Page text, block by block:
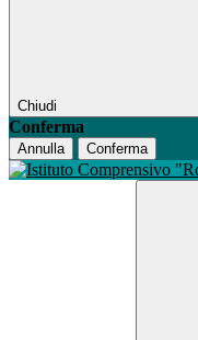
Chiudi
Conferma
Annulla Conferma